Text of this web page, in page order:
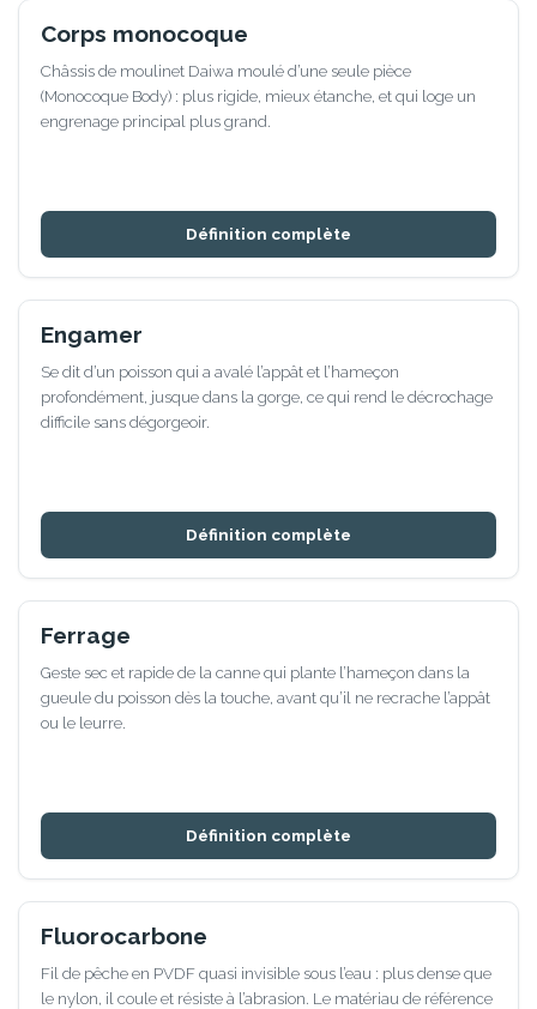
Corps monocoque
Châssis de moulinet Daiwa moulé d’une seule pièce
(Monocoque Body) : plus rigide, mieux étanche, et qui loge un
engrenage principal plus grand.
Définition complète
Engamer
Se dit d’un poisson qui a avalé l’appât et l’hameçon
profondément, jusque dans la gorge, ce qui rend le décrochage
difficile sans dégorgeoir.
Définition complète
Ferrage
Geste sec et rapide de la canne qui plante l’hameçon dans la
gueule du poisson dès la touche, avant qu’il ne recrache l’appât
ou le leurre.
Définition complète
Fluorocarbone
Fil de pêche en PVDF quasi invisible sous l’eau : plus dense que
le nylon, il coule et résiste à l’abrasion. Le matériau de référence